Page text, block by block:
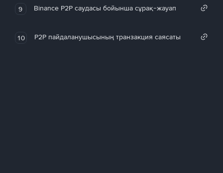
9 Binance P2P саудасы бойынша сұрақ-жауап
10 P2P пайдаланушысының транзакция саясаты